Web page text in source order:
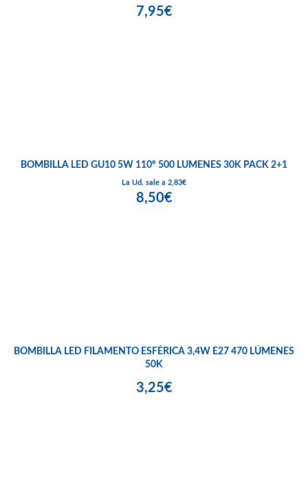
7,95€
BOMBILLA LED GU10 5W 110º 500 LUMENES 30K PACK 2+1
La Ud. sale a 2,83€
8,50€
BOMBILLA LED FILAMENTO ESFÉRICA 3,4W E27 470 LÚMENES
50K
3,25€